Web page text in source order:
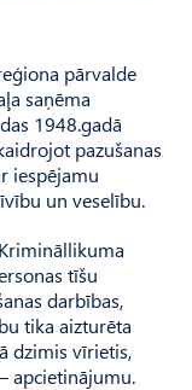
pārvalde
saņēma
1948.gadā
pazušanas
iespējamu
un veselību.
tīšu
darbības,
tika aizturēta
dzimis vīrietis,
apcietinājumu.